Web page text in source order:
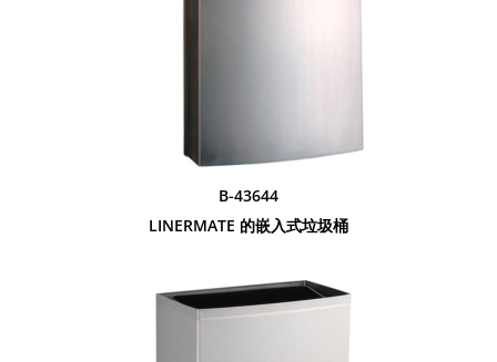
B-43644
LINERMATE 的嵌入式垃圾桶